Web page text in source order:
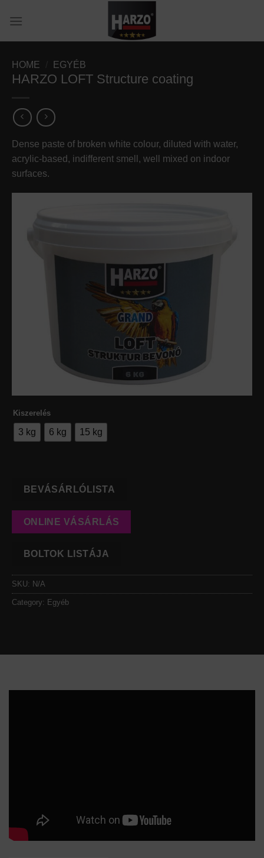
HOME EGYÉB
HARZO LOFT Structure coating
Dense paste of broken white colour, diluted with water,
acrylic-based, indifferent smell, well mixed on indoor
surfaces.
Kiszerelés
3 kg 6 kg 15 kg
BEVÁSÁRLÓLISTA
ONLINE VÁSÁRLÁS
BOLTOK LISTÁJA
SKU: N/A
Category: Egyéb